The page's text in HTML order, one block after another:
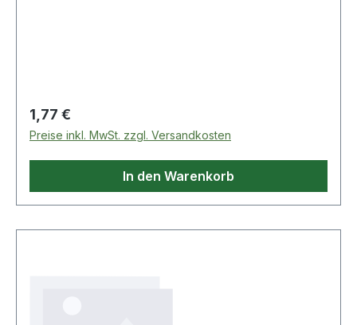
Regulärer Preis:
1,77 €
Preise inkl. MwSt. zzgl. Versandkosten
In den Warenkorb